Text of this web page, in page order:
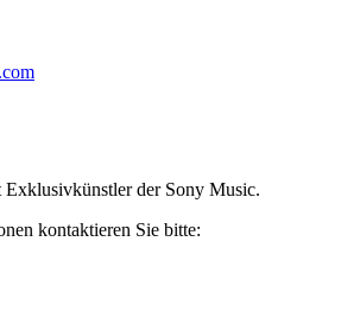
Exklusivkünstler der Sony Music.
kontaktieren Sie bitte: